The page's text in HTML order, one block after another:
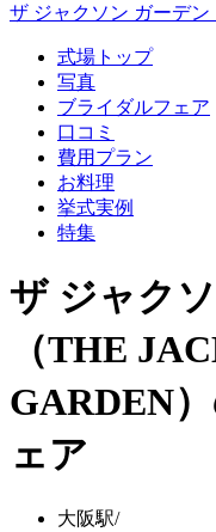
ザ ジャクソン ガーデン
式場トップ
写真
ブライダルフェア
口コミ
費用プラン
お料理
挙式実例
特集
ザ ジャク
（THE
GARDEN）
ェア
大阪駅/